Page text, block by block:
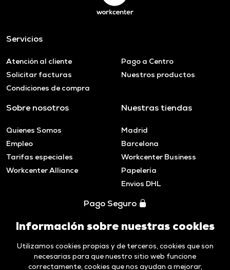
Servicios
Atención al cliente
Pago a Centro
Solicitar facturas
Nuestros productos
Condiciones de compra
Sobre nosotros
Quienes Somos
Empleo
Tarifas especiales
Workcenter Alliance
Nuestras tiendas
Madrid
Barcelona
Workcenter Business
Papelería
Envios DHL
Pago Seguro
Información sobre nuestras cookies
Utilizamos cookies propias y de terceros, cookies que son
necesarias para que nuestro sitio web funcione
correctamente, cookies que nos ayudan a mejorar,